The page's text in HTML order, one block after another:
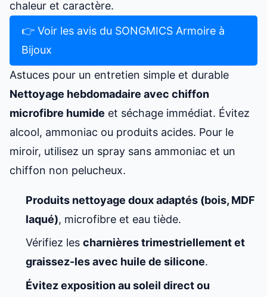
chaleur et caractère.
👉 Voir les avis du SONGMICS Armoire à
Bijoux
Astuces pour un entretien simple et durable
Nettoyage hebdomadaire avec chiffon
microfibre humide et séchage immédiat. Évitez
alcool, ammoniac ou produits acides. Pour le
miroir, utilisez un spray sans ammoniac et un
chiffon non pelucheux.
Produits nettoyage doux adaptés (bois, MDF
laqué), microfibre et eau tiède.
Vérifiez les charnières trimestriellement et
graissez-les avec huile de silicone.
Évitez exposition au soleil direct ou